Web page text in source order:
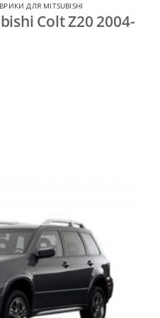
ДЛЯ MITSUBISHI
Colt Z20 2004-